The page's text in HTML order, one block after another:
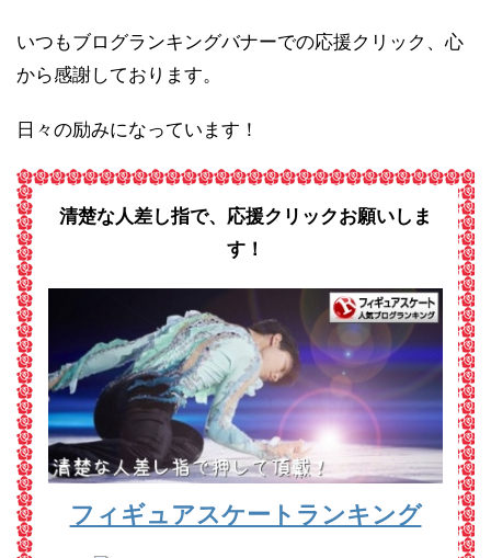
いつもブログランキングバナーでの応援クリック、心
から感謝しております。
日々の励みになっています！
清楚な人差し指で、応援クリックお願いしま
す！
フィギュアスケートランキング